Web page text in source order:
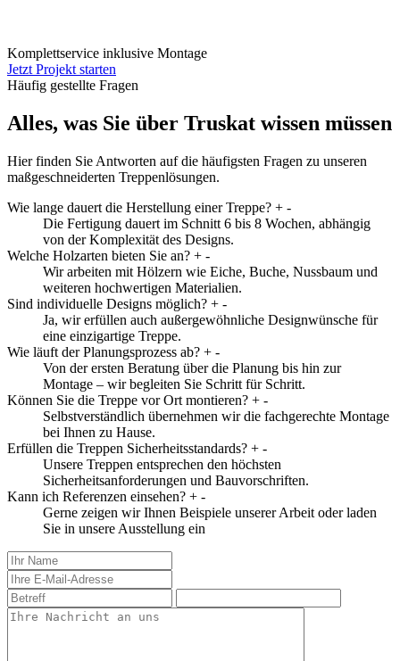
Komplettservice inklusive Montage
Jetzt Projekt starten
Häufig gestellte Fragen
Alles, was Sie über Truskat wissen müssen
Hier finden Sie Antworten auf die häufigsten Fragen zu unseren
maßgeschneiderten Treppenlösungen.
Wie lange dauert die Herstellung einer Treppe? + -
Die Fertigung dauert im Schnitt 6 bis 8 Wochen, abhängig
von der Komplexität des Designs.
Welche Holzarten bieten Sie an? + -
Wir arbeiten mit Hölzern wie Eiche, Buche, Nussbaum und
weiteren hochwertigen Materialien.
Sind individuelle Designs möglich? + -
Ja, wir erfüllen auch außergewöhnliche Designwünsche für
eine einzigartige Treppe.
Wie läuft der Planungsprozess ab? + -
Von der ersten Beratung über die Planung bis hin zur
Montage – wir begleiten Sie Schritt für Schritt.
Können Sie die Treppe vor Ort montieren? + -
Selbstverständlich übernehmen wir die fachgerechte Montage
bei Ihnen zu Hause.
Erfüllen die Treppen Sicherheitsstandards? + -
Unsere Treppen entsprechen den höchsten
Sicherheitsanforderungen und Bauvorschriften.
Kann ich Referenzen einsehen? + -
Gerne zeigen wir Ihnen Beispiele unserer Arbeit oder laden
Sie in unsere Ausstellung ein